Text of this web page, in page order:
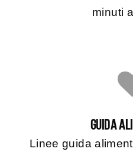
minuti
GUIDA
Linee guida